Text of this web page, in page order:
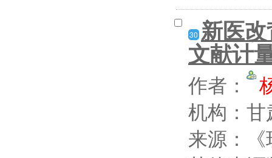
30 新医
文献计
作者：
机构：
来源：